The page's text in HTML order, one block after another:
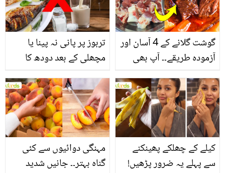
تربوز پر پانی نہ پینا یا
مچھلی کے بعد دودھ کا
سے متعلق غلط فہمیوں کی
حقیقت کیا ہے اور افواہ
کیا؟
گوشت گلانے کے 4 آسان اور
آزمودہ طریقے۔۔ آپ بھی
بتائے راز
مہنگی دوائیوں سے کئی
گناہ بہتر۔۔ جانیں شدید
کیلے کے چھلکے پھینکنے
سے پہلے یہ ضرور پڑھیں!